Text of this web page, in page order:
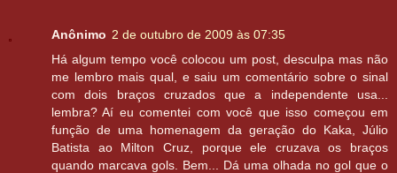
Anônimo 2 de outubro de 2009 às 07:35
Há algum tempo você colocou um post, desculpa mas não
me lembro mais qual, e saiu um comentário sobre o sinal
com dois braços cruzados que a independente usa...
lembra? Aí eu comentei com você que isso começou em
função de uma homenagem da geração do Kaka, Júlio
Batista ao Milton Cruz, porque ele cruzava os braços
quando marcava gols. Bem... Dá uma olhada no gol que o